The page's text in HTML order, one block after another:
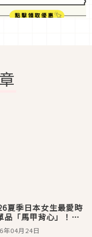
夏季日本女生最愛時
品「馬甲背心」！從4
配範本打造注目層次
年04月24日